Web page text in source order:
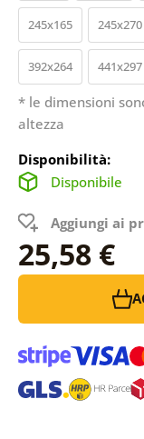
245x165 245x270
392x264 441x297
* le dimensioni
altezza
Disponibilità:
Disponibile
Aggiungi ai
25,58 €